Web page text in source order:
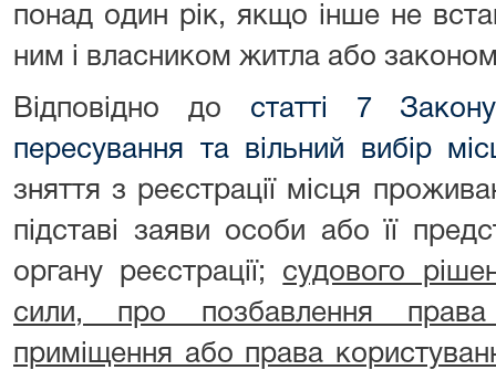
понад один рік, якщо інше не
ним і власником житла або
Відповідно до статті 7
пересування та вільний вибір
зняття з реєстрації місця
підставі заяви особи або її
органу реєстрації; судового
сили, про позбавлення
приміщення або права